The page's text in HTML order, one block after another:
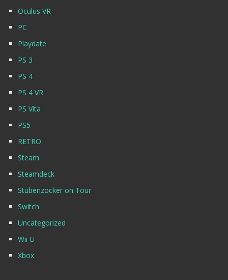
Oculus VR
PC
Playdate
PS 3
PS 4
PS 4 VR
PS Vita
PS5
RETRO
Steam
Steamdeck
Stubenzocker on Tour
Switch
Uncategorized
Wii U
Xbox